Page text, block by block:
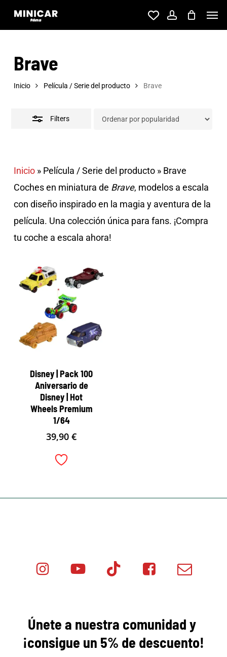
Skip
content
account
Brave
Inicio Película / Serie del producto Brave
Filters
Inicio» Película / Serie del producto» Brave
Coches en miniatura de Brave, modelos a escala
con diseño inspirado en la magia y aventura de la
película. Una colección única para fans. ¡Compra
tu coche a escala ahora!
Disney | Pack 100
Aniversario de
Disney | Hot
Wheels Premium
1/64
39,90€
Minicar Tok
Minicar Minicar
Únete a nuestra comunidad y
¡consigue un 5% de descuento!